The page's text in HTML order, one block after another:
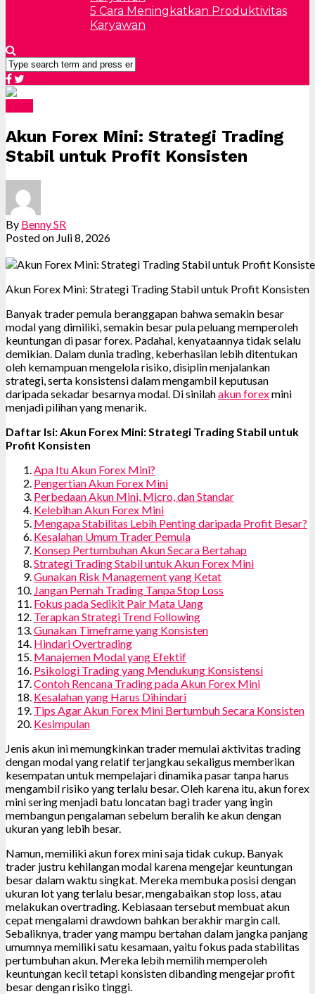
5 Cara Meningkatkan Produktivitas
Karyawan
Akun Forex Mini: Strategi Trading
Stabil untuk Profit Konsisten
By Benny SR
Posted on Juli 8, 2026
Akun Forex Mini: Strategi Trading Stabil untuk Profit Konsisten
Banyak trader pemula beranggapan bahwa semakin besar
modal yang dimiliki, semakin besar pula peluang memperoleh
keuntungan di pasar forex. Padahal, kenyataannya tidak selalu
demikian. Dalam dunia trading, keberhasilan lebih ditentukan
oleh kemampuan mengelola risiko, disiplin menjalankan
strategi, serta konsistensi dalam mengambil keputusan
daripada sekadar besarnya modal. Di sinilahakun forexmini
menjadi pilihan yang menarik.
Daftar Isi: Akun Forex Mini: Strategi Trading Stabil untuk
Profit Konsisten
Apa Itu Akun Forex Mini?
Pengertian Akun Forex Mini
Perbedaan Akun Mini, Micro, dan Standar
Kelebihan Akun Forex Mini
Mengapa Stabilitas Lebih Penting daripada Profit Besar?
Kesalahan Umum Trader Pemula
Konsep Pertumbuhan Akun Secara Bertahap
Strategi Trading Stabil untuk Akun Forex Mini
Gunakan Risk Management yang Ketat
Jangan Pernah Trading Tanpa Stop Loss
Fokus pada Sedikit Pair Mata Uang
Terapkan Strategi Trend Following
Gunakan Timeframe yang Konsisten
Hindari Overtrading
Manajemen Modal yang Efektif
Psikologi Trading yang Mendukung Konsistensi
Contoh Rencana Trading pada Akun Forex Mini
Kesalahan yang Harus Dihindari
Tips Agar Akun Forex Mini Bertumbuh Secara Konsisten
Kesimpulan
Jenis akun ini memungkinkan trader memulai aktivitas trading
dengan modal yang relatif terjangkau sekaligus memberikan
kesempatan untuk mempelajari dinamika pasar tanpa harus
mengambil risiko yang terlalu besar. Oleh karena itu, akun forex
mini sering menjadi batu loncatan bagi trader yang ingin
membangun pengalaman sebelum beralih ke akun dengan
ukuran yang lebih besar.
Namun, memiliki akun forex mini saja tidak cukup. Banyak
trader justru kehilangan modal karena mengejar keuntungan
besar dalam waktu singkat. Mereka membuka posisi dengan
ukuran lot yang terlalu besar, mengabaikan stop loss, atau
melakukan overtrading. Kebiasaan tersebut membuat akun
cepat mengalami drawdown bahkan berakhir margin call.
Sebaliknya, trader yang mampu bertahan dalam jangka panjang
umumnya memiliki satu kesamaan, yaitu fokus pada stabilitas
pertumbuhan akun. Mereka lebih memilih memperoleh
keuntungan kecil tetapi konsisten dibanding mengejar profit
besar dengan risiko tinggi.